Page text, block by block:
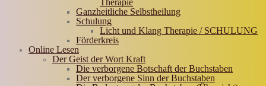
Therapie
Ganzheitliche Selbstheilung
Schulung
Licht und Klang Therapie / SCHULUNG
Förderkreis
Online Lesen
Der Geist der Wort Kraft
Die verborgene Botschaft der Buchstaben
Der verborgene Sinn der Buchstaben